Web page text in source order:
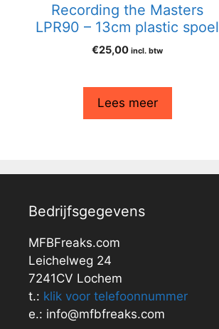
Recording the Masters
LPR90 – 13cm plastic spoel
€25,00 incl. btw
Lees meer
Bedrijfsgegevens
MFBFreaks.com
Leichelweg 24
7241CV Lochem
t.: klik voor telefoonnummer
e.: info@mfbfreaks.com